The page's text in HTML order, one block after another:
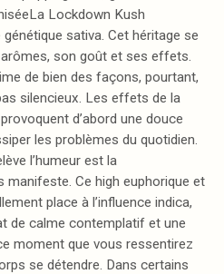
Lockdown Kush
sativa. Cet héritage se
son goût et ses effets.
de bien des façons, pourtant,
silencieux. Les effets de la
d’abord une douce
les problèmes du quotidien.
l’humeur est la
manifeste. Ce high euphorique et
place à l’influence indica,
de calme contemplatif et une
moment que vous ressentirez
se détendre. Dans certains